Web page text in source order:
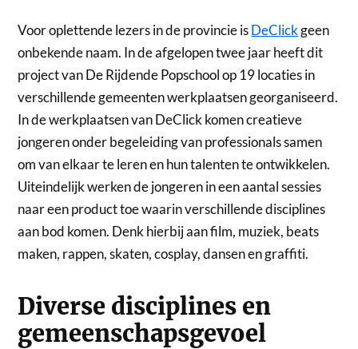
Voor oplettende lezers in de provincie isDeClickgeen
onbekende naam. In de afgelopen twee jaar heeft dit
project van De Rijdende Popschool op 19 locaties in
verschillende gemeenten werkplaatsen georganiseerd.
In de werkplaatsen van DeClick komen creatieve
jongeren onder begeleiding van professionals samen
om van elkaar te leren en hun talenten te ontwikkelen.
Uiteindelijk werken de jongeren in een aantal sessies
naar een product toe waarin verschillende disciplines
aan bod komen. Denk hierbij aan film, muziek, beats
maken, rappen, skaten, cosplay, dansen en graffiti.
Diverse disciplines en
gemeenschapsgevoel